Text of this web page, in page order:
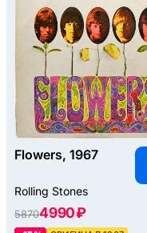
Flowers, 1967
Rolling Stones
58704990 ₽